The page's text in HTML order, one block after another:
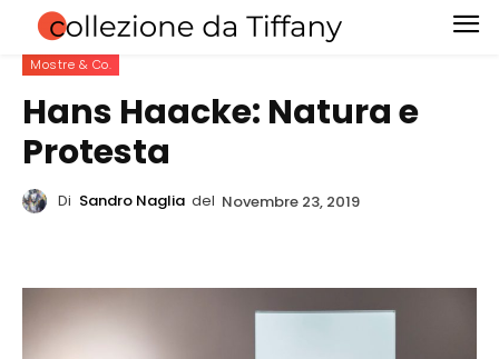
Mostre & Co.
Hans Haacke: Natura e
Protesta
Di Sandro Naglia del Novembre 23, 2019